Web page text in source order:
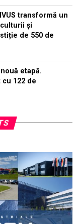
transformă un
și
de 550 de
etapă.
cu 122 de